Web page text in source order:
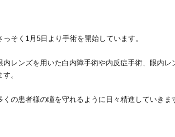
っそく1月5日より手術を開始しています。
内レンズを用いた白内障手術や内反症手術、眼内
。
くの患者様の瞳を守れるように日々精進していきま